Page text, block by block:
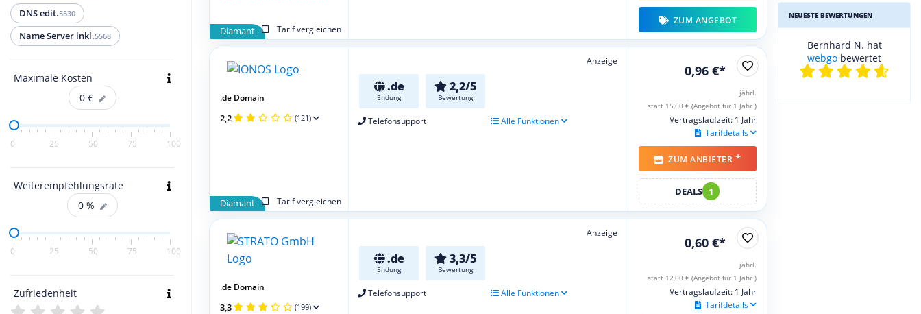
DNS edit.5530
Name Server inkl.5568
Maximale Kosten
0 €
0 25 50 75 100
Weiterempfehlungsrate
0 %
0 25 50 75 100
Zufriedenheit
Diamant Tarif vergleichen
ZUM ANGEBOT
Anzeige
.de
Endung
2,2/5
Bewertung
Telefonsupport Alle Funktionen
Diamant Tarif vergleichen
.de Domain
2,2 (121)
0,96 €*
jährl.
statt 15,60 € (Angebot für 1 Jahr )
Vertragslaufzeit: 1 Jahr
Tarifdetails
ZUM ANBIETER *
DEALS 1
Anzeige
.de
Endung
3,3/5
Bewertung
Telefonsupport Alle Funktionen
.de Domain
3,3 (199)
0,60 €*
jährl.
statt 12,00 € (Angebot für 1 Jahr )
Vertragslaufzeit: 1 Jahr
Tarifdetails
NEUESTE BEWERTUNGEN
Bernhard N. hat
webgo bewertet